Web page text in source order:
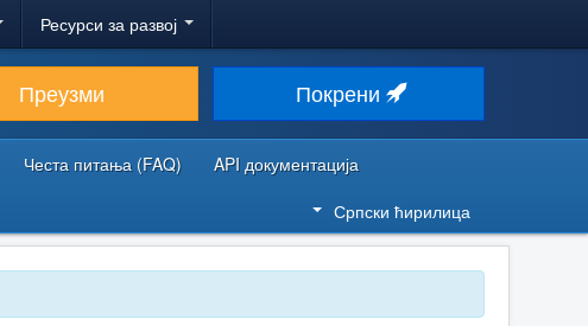
Ресурси за развој
Преузми Покрени
Честа питања (FAQ)
API документација
Српски ћирилица